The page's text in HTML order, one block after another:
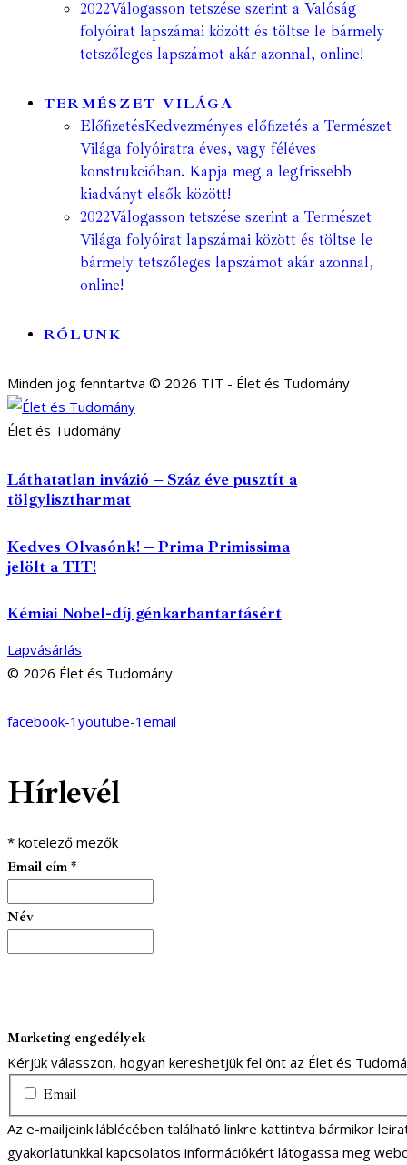
2022Válogasson tetszése szerint a Valóság
folyóirat lapszámai között és töltse le bármely
tetszőleges lapszámot akár azonnal, online!
TERMÉSZET VILÁGA
ElőfizetésKedvezményes előfizetés a Természet
Világa folyóiratra éves, vagy féléves
konstrukcióban. Kapja meg a legfrissebb
kiadványt elsők között!
2022Válogasson tetszése szerint a Természet
Világa folyóirat lapszámai között és töltse le
bármely tetszőleges lapszámot akár azonnal,
online!
RÓLUNK
Minden jog fenntartva © 2026 TIT - Élet és Tudomány
Élet és Tudomány
Láthatatlan invázió – Száz éve pusztít a
tölgylisztharmat
Kedves Olvasónk! – Prima Primissima
jelölt a TIT!
Kémiai Nobel-díj génkarbantartásért
Lapvásárlás
© 2026 Élet és Tudomány
facebook-1 youtube-1 email
Hírlevél
* kötelező mezők
Email cím *
Név
Marketing engedélyek
Kérjük válasszon, hogyan kereshetjük fel önt az Élet és
Email
Az e-mailjeink láblécében található linkre kattintva bármikor
gyakorlatunkkal kapcsolatos információkért látogassa meg